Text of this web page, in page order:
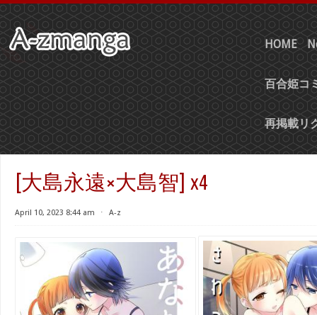
HOME
百合姫コ
再掲載リ
[大島永遠×大島智] x4
April 10, 2023 8:44 am ⋅ A-z